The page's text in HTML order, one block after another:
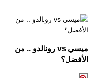
ميسي vs رونالدو .. من
الأفضل؟